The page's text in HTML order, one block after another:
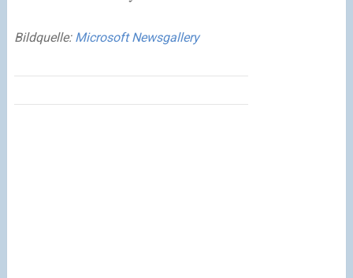
Bildquelle: Microsoft Newsgallery